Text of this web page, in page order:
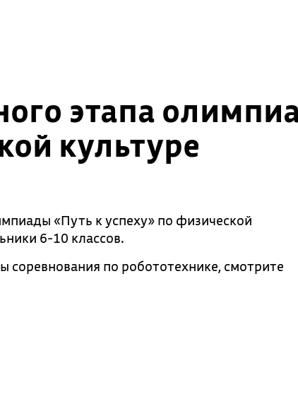
этапа
культуре
«Путь к успеху» по физической
6-10 классов.
по робототехнике, смотрите